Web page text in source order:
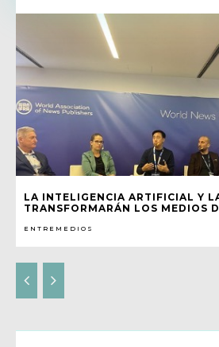
LA INTELIGENCIA ARTIFICIAL Y
TRANSFORMARÁN LOS MEDIOS
ENTREMEDIOS